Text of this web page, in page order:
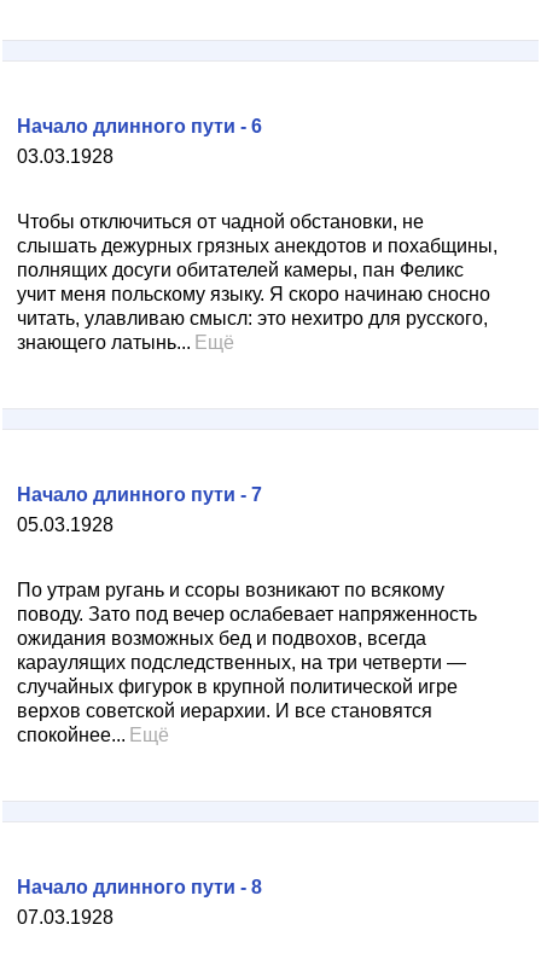
03.03.1928
Начало длинного пути - 6
Чтобы отключиться от чадной обстановки, не
слышать дежурных грязных анекдотов и похабщины,
полнящих досуги обитателей камеры, пан Феликс
учит меня польскому языку. Я скоро начинаю сносно
читать, улавливаю смысл: это нехитро для русского,
знающего латынь... Ещё
05.03.1928
Начало длинного пути - 7
По утрам ругань и ссоры возникают по всякому
поводу. Зато под вечер ослабевает напряженность
ожидания возможных бед и подвохов, всегда
караулящих подследственных, на три четверти —
случайных фигурок в крупной политической игре
верхов советской иерархии. И все становятся
спокойнее... Ещё
07.03.1928
Начало длинного пути - 8